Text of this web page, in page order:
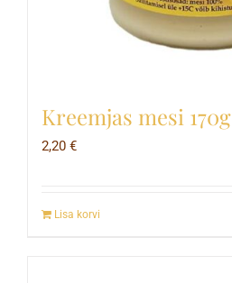
Kreemjas mesi 170g
2,20 €
Lisa korvi